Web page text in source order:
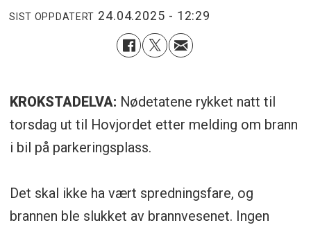
SIST OPPDATERT 24.04.2025 - 12:29
KROKSTADELVA: Nødetatene rykket natt til
torsdag ut til Hovjordet etter melding om brann
i bil på parkeringsplass.
Det skal ikke ha vært spredningsfare, og
brannen ble slukket av brannvesenet. Ingen